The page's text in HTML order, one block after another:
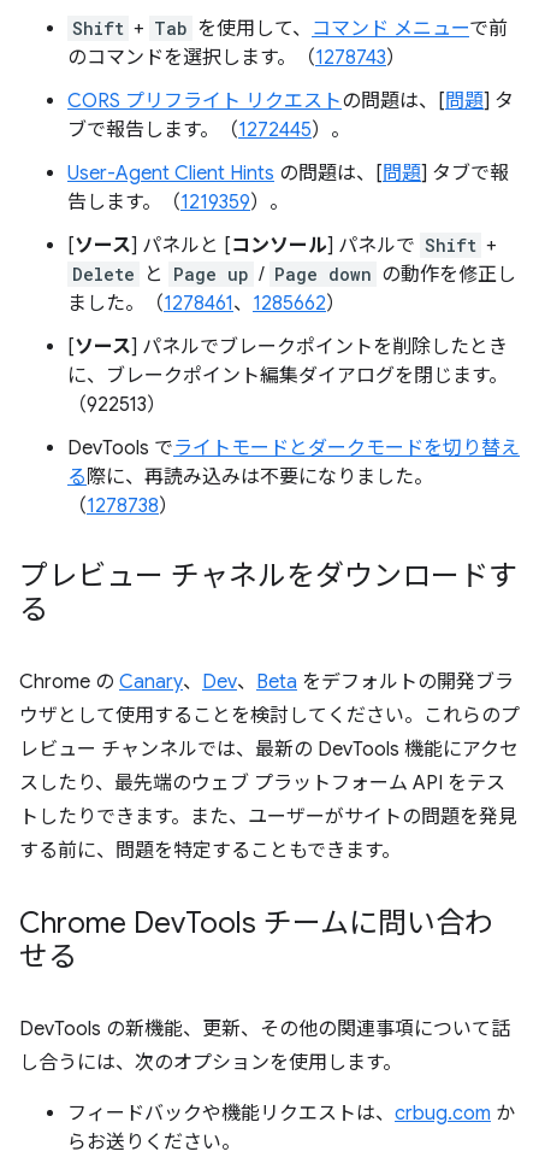
Shift + Tab を使用して、 コマンド メニューで前
のコマンドを選択します。（1278743）
CORS プリフライト リクエストの問題は、[問題] タ
ブで報告します。（1272445）。
User-Agent Client Hints の問題は、[問題] タブで報
告します。（1219359）。
[ソース] パネルと [コンソール] パネルで Shift +
Delete と Page up / Page down の動作を修正し
ました。（1278461、 1285662）
[ソース] パネルでブレークポイントを削除したとき
に、ブレークポイント編集ダイアログを閉じます。
（922513）
DevTools でライトモードとダークモードを切り替え
る 際に、再読み込みは不要になりました。
（1278738）
プレビュー チャネルをダウンロードす
る
Chrome の Canary、 Dev、 Beta をデフォルトの開発ブラ
ウザとして使用することを検討してください。これらのプ
レビュー チャンネルでは、最新の DevTools 機能にアクセ
スしたり、最先端のウェブ プラットフォーム API をテス
トしたりできます。また、ユーザーがサイトの問題を発見
する前に、問題を特定することもできます。
Chrome DevTools チームに問い合わ
せる
DevTools の新機能、更新、その他の関連事項について話
し合うには、次のオプションを使用します。
フィードバックや機能リクエストは、 crbug.com か
らお送りください。